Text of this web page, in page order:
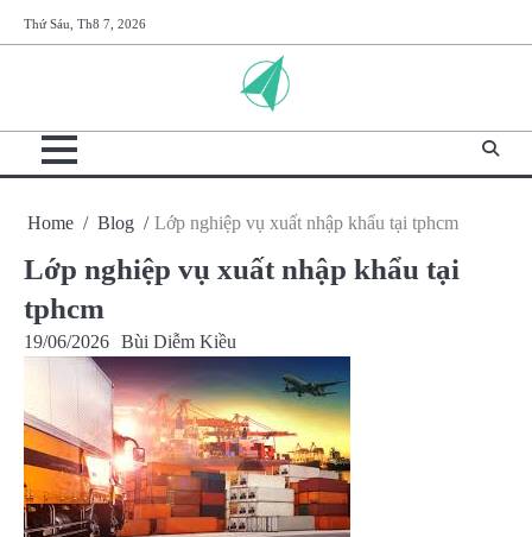
to
Thứ Sáu, Th8 7, 2026
Home Blog Lớp nghiệp vụ xuất nhập khẩu tại tphcm
Lớp nghiệp vụ xuất nhập khẩu tại
tphcm
19/06/2026 Bùi Diễm Kiều